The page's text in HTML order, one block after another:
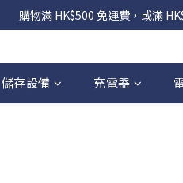
購物滿 HK$500 免運費，或滿
儲存設備 充電器